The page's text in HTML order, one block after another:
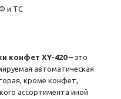
и ТС
конфет XY-420– это
автоматическая
кроме конфет,
ассортимента иной